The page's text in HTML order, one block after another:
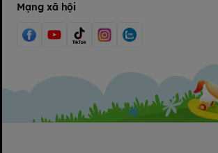
Mạng xã hội